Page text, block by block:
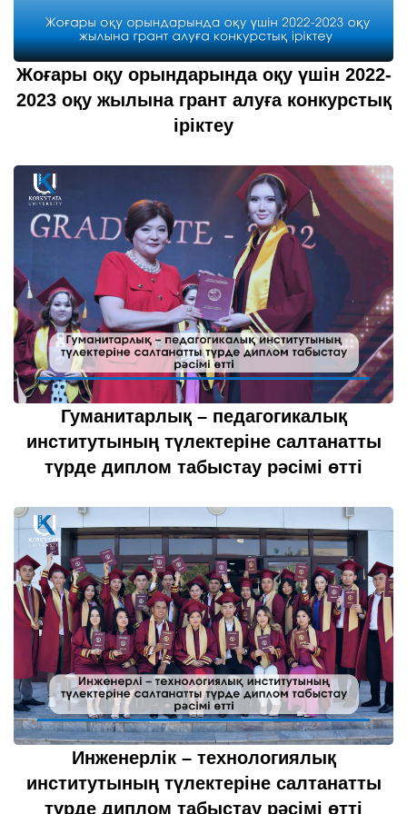
Жоғары оқу орындарында оқу үшін 2022-
2023 оқу жылына грант алуға конкурстық
іріктеу
Гуманитарлық – педагогикалық
институтының түлектеріне салтанатты
түрде диплом табыстау рәсімі өтті
Инженерлік – технологиялық
институтының түлектеріне салтанатты
түрде диплом табыстау рәсімі өтті